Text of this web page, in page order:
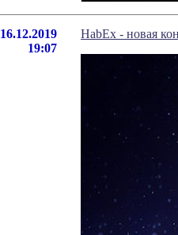
16.12.2019
19:07
HabEx - новая